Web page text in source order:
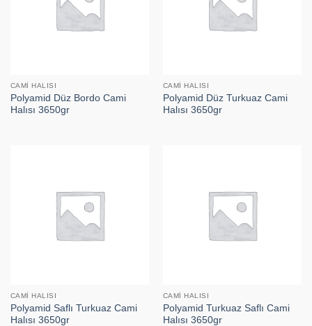
CAMI HALISI
Polyamid Düz Bordo Cami
Halısı 3650gr
CAMI HALISI
Polyamid Düz Turkuaz Cami
Halısı 3650gr
CAMI HALISI
Polyamid Saflı Turkuaz Cami
Halısı 3650gr
CAMI HALISI
Polyamid Turkuaz Saflı Cami
Halısı 3650gr